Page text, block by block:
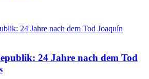
24 Jahre nach dem Tod